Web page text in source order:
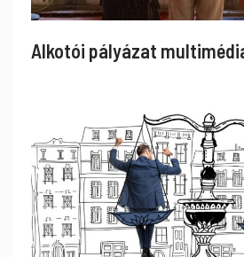
Alkotói pályázat